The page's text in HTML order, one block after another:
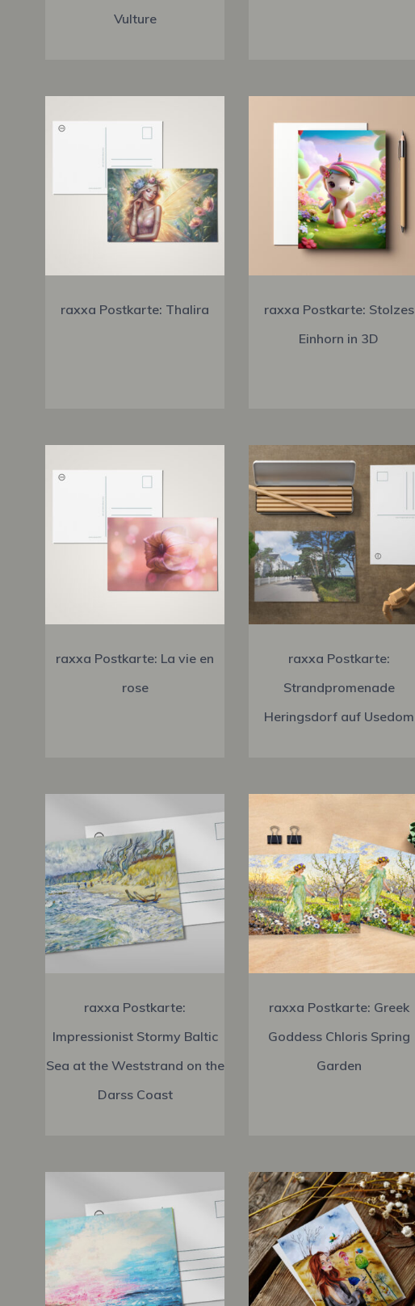
Vulture
raxxa Postkarte: Thalira
raxxa Postkarte: Stolzes
Einhorn in 3D
raxxa Postkarte: La vie en
rose
raxxa Postkarte:
Strandpromenade
Heringsdorf auf Usedom
raxxa Postkarte:
Impressionist Stormy Baltic
Sea at the Weststrand on the
Darss Coast
raxxa Postkarte: Greek
Goddess Chloris Spring
Garden